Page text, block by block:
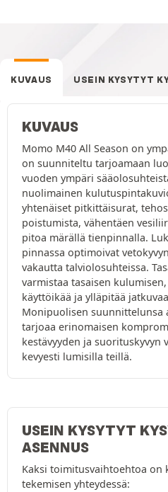
KUVAUS USEIN KYSYTYT
KUVAUS
Momo M40 All Season on
on suunniteltu tarjoamaan
vuoden ympäri
nuolimainen
yhtenäiset pitkittäisurat,
poistumista, vähentäen
pitoa märällä tienpinnalla.
pinnassa optimoivat
vakautta talviolosuhteissa.
varmistaa tasaisen
käyttöikää ja ylläpitää
Monipuolisen suunnittelunsa
tarjoaa erinomaisen
kestävyyden ja suorituskyvyn
kevyesti lumisilla teillä.
USEIN KYSYTYT
ASENNUS
Kaksi toimitusvaihtoehtoa on
tekemisen yhteydessä: